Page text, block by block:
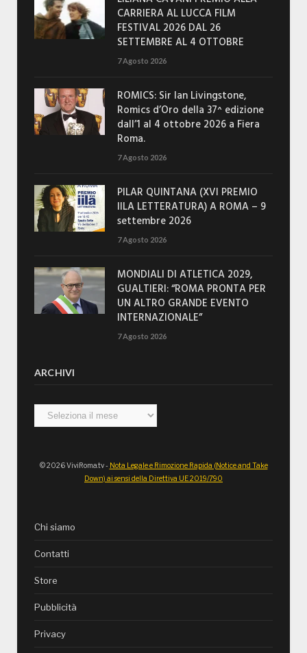
CARRIERA AL LUCCA FILM
FESTIVAL 2026 DAL 26
SETTEMBRE AL 4 OTTOBRE
7 Agosto 2026
ROMICS: Sir Ian Livingstone,
Romics d’Oro della 37^ edizione
dall’1 al 4 ottobre 2026 a Fiera
Roma.
7 Agosto 2026
PILAR QUINTANA (XVI PREMIO
IILA LETTERATURA) A ROMA – 9
settembre 2026
7 Agosto 2026
MONDIALI DI ATLETICA 2029,
GUALTIERI: “ROMA PRONTA PER
UN ALTRO GRANDE EVENTO
INTERNAZIONALE”
7 Agosto 2026
ARCHIVI
Archivi
© 2026 ViviRoma.tv - Nota Legale e Rimozione Rapida (Notice and Take
Down) ai sensi della Direttiva UE 2019/790
Chi siamo
Contatti
Store
Pubblicità
Privacy